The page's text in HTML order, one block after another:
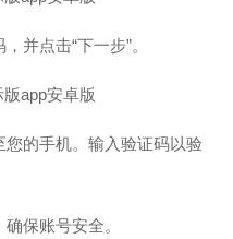
并点击“下一步”。
的手机。输入验证码以验
保账号安全。